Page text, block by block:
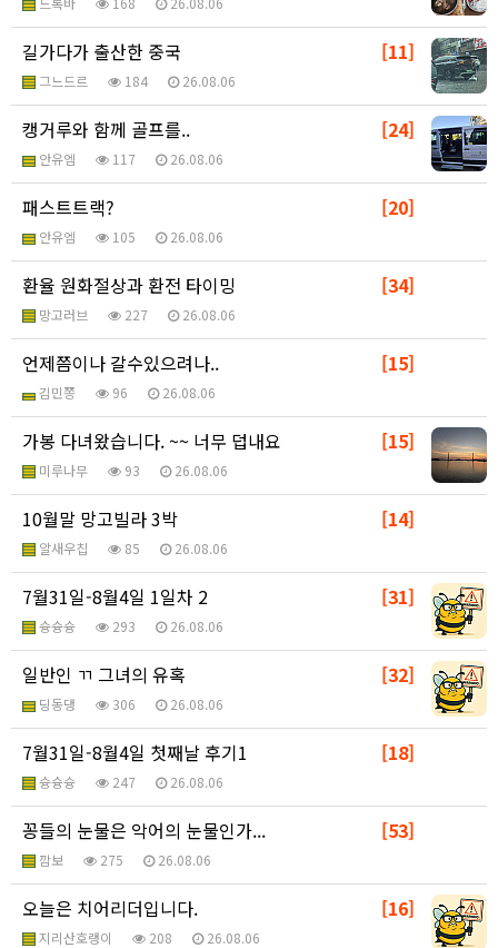
[11]
길가다가 출산한 중국
그느드르 184 26.08.06
[24]
캥거루와 함께 골프를..
안유엠 117 26.08.06
[20]
패스트트랙?
안유엠 105 26.08.06
[34]
환율 원화절상과 환전 타이밍
망고러브 227 26.08.06
[15]
언제쯤이나 갈수있으려나..
김민쫑 96 26.08.06
[15]
가봉 다녀왔습니다. ~~ 너무 덥내요
미루나무 93 26.08.06
[14]
10월말 망고빌라 3박
알새우칩 85 26.08.06
[31]
7월31일-8월4일 1일차 2
슝슝슝 293 26.08.06
[32]
일반인 ㄲ 그녀의 유혹
딩동댕 306 26.08.06
[18]
7월31일-8월4일 첫째날 후기1
슝슝슝 247 26.08.06
[53]
꽁들의 눈물은 악어의 눈물인가...
깜보 275 26.08.06
[16]
오늘은 치어리더입니다.
지리산호랭이 208 26.08.06